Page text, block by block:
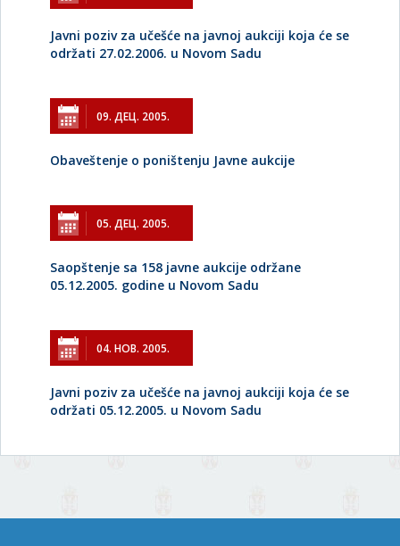
Javni poziv za učešće na javnoj aukciji koja će se
održati 27.02.2006. u Novom Sadu
09. ДЕЦ. 2005.
Obaveštenje o poništenju Javne aukcije
05. ДЕЦ. 2005.
Saopštenje sa 158 javne aukcije održane
05.12.2005. godine u Novom Sadu
04. НОВ. 2005.
Javni poziv za učešće na javnoj aukciji koja će se
održati 05.12.2005. u Novom Sadu